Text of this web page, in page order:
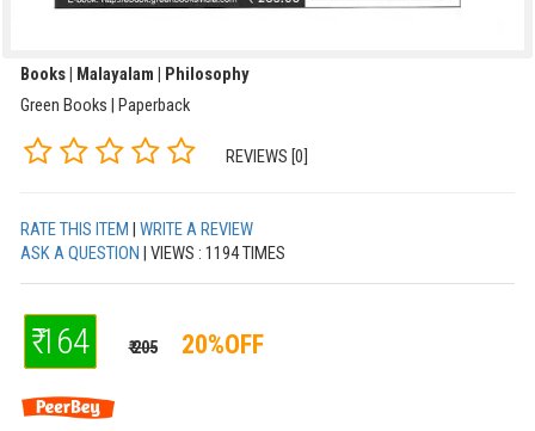
Books | Malayalam | Philosophy
Green Books | Paperback
REVIEWS [0]
RATE THIS ITEM
WRITE A REVIEW
ASK A QUESTION
| VIEWS : 1194 TIMES
₹ 164 ₹ 205 20%OFF